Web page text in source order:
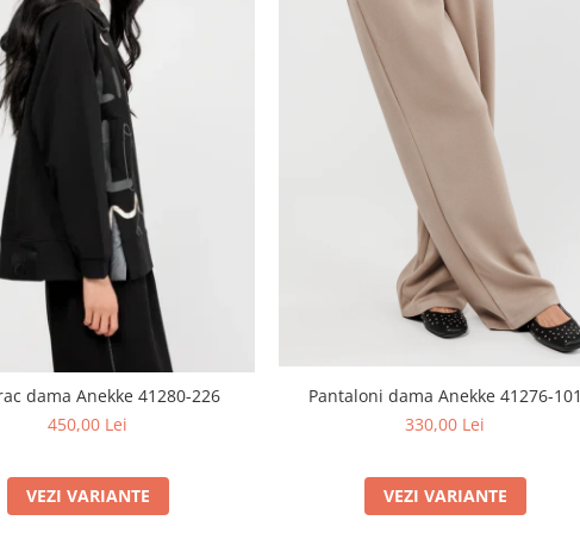
dama Anekke 41280-226
450,00 Lei
VEZI VARIANTE
Pantaloni dama Anekke 41276-101
330,00 Lei
VEZI VARIANTE